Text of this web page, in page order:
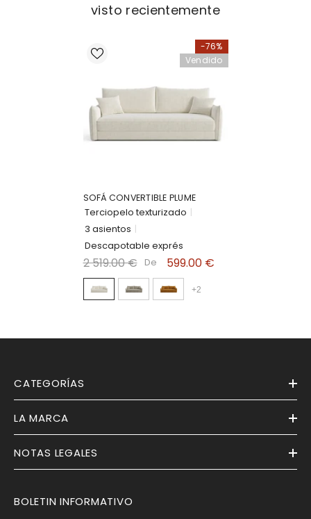
visto recientemente
-76%
Vendido
SOFÁ CONVERTIBLE PLUME
Terciopelo texturizado |
3 asientos |
Descapotable exprés
2 519.00 € De 599.00 €
+2
CATEGORÍAS
LA MARCA
NOTAS LEGALES
BOLETIN INFORMATIVO